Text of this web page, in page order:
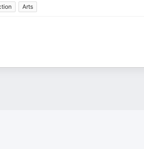
Arts